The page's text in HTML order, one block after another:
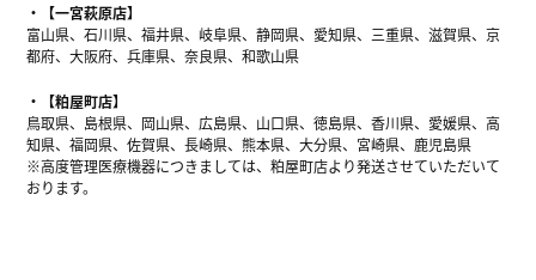
【一宮萩原店】
富山県、石川県、福井県、岐阜県、静岡県、愛知県、三重県、滋賀県、京
都府、大阪府、兵庫県、奈良県、和歌山県
【粕屋町店】
鳥取県、島根県、岡山県、広島県、山口県、徳島県、香川県、愛媛県、高
知県、福岡県、佐賀県、長崎県、熊本県、大分県、宮崎県、鹿児島県
※高度管理医療機器につきましては、粕屋町店より発送させていただいて
おります。